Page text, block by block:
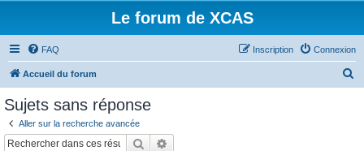
Le forum de XCAS
FAQ Connexion
Inscription
Accueil du forum
Sujets sans réponse
Aller sur la recherche avancée
Rechercher